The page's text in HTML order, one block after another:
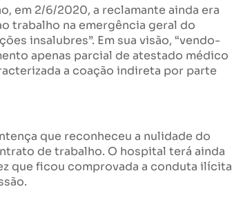
em 2/6/2020, a reclamante ainda era
trabalho na emergência geral do
insalubres”. Em sua visão, “vendo-
apenas parcial de atestado médico
a coação indireta por parte
que reconheceu a nulidade do
de trabalho. O hospital terá ainda
que ficou comprovada a conduta ilícita